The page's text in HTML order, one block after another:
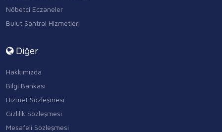
Nöbetçi Eczaneler
Bulut Santral Hizmetleri
Diğer
Hakkımızda
Bilgi Bankası
Hizmet Sözleşmesi
Gizlilik Sözleşmesi
Mesafeli Sözleşmesi